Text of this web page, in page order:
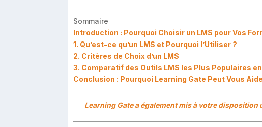
Sommaire
Introduction : Pourquoi Choisir un LMS pour Vos
1. Qu’est-ce qu’un LMS et Pourquoi l’Utiliser ?
2. Critères de Choix d’un LMS
3. Comparatif des Outils LMS les Plus Populaires
Conclusion : Pourquoi Learning Gate Peut Vous
Learning Gate a également mis à votre